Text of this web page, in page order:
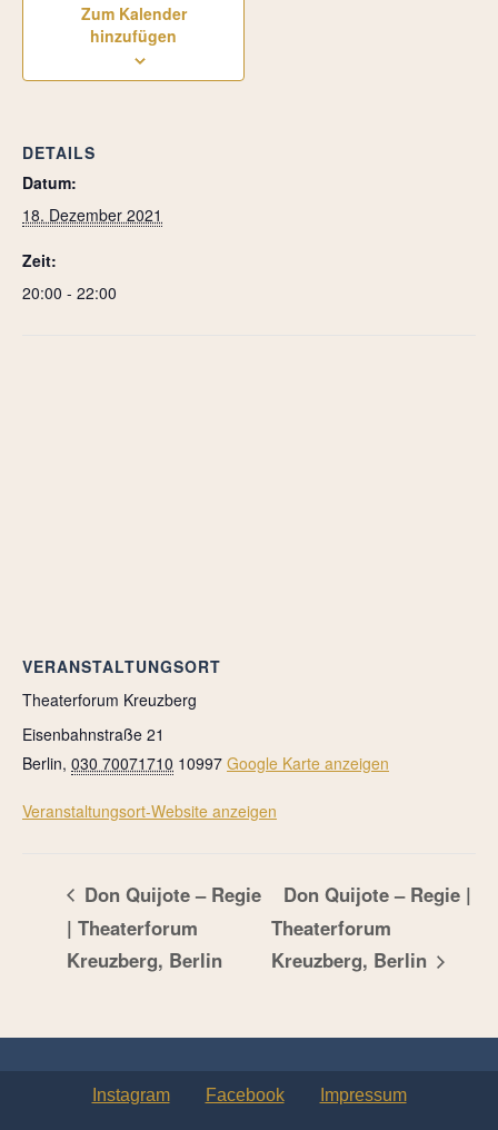
Zum Kalender
hinzufügen
DETAILS
Datum:
18. Dezember 2021
Zeit:
20:00 - 22:00
VERANSTALTUNGSORT
Theaterforum Kreuzberg
Eisenbahnstraße 21
Berlin, 030 70071710 10997 Google Karte anzeigen
Veranstaltungsort-Website anzeigen
Don Quijote – Regie
| Theaterforum
Kreuzberg, Berlin
Don Quijote – Regie |
Theaterforum
Kreuzberg, Berlin
Instagram Facebook Impressum